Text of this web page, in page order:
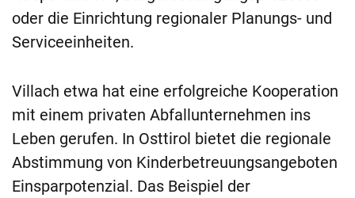
oder die Einrichtung regionaler Planungs- und
Serviceeinheiten.
Villach etwa hat eine erfolgreiche Kooperation
mit einem privaten Abfallunternehmen ins
Leben gerufen. In Osttirol bietet die regionale
Abstimmung von Kinderbetreuungsangeboten
Einsparpotenzial. Das Beispiel der